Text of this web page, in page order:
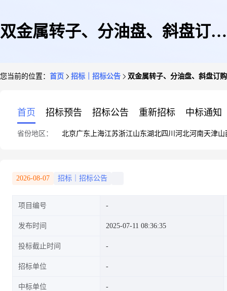
双金属转子、分油盘、斜盘订购
您当前的位置： 首页 招标｜招标公告 双金属转子、分油盘、斜盘订
首页 招标预告 招标公告 重新招标 中标通知
省份地区： 北京广东 上海江苏浙江山东湖北四川 河北河南天津山
2026-08-07 招标｜招标公告
项目编号
发布时间 2025-07-11 08:36:35
投标截止时间
招标单位
中标单位